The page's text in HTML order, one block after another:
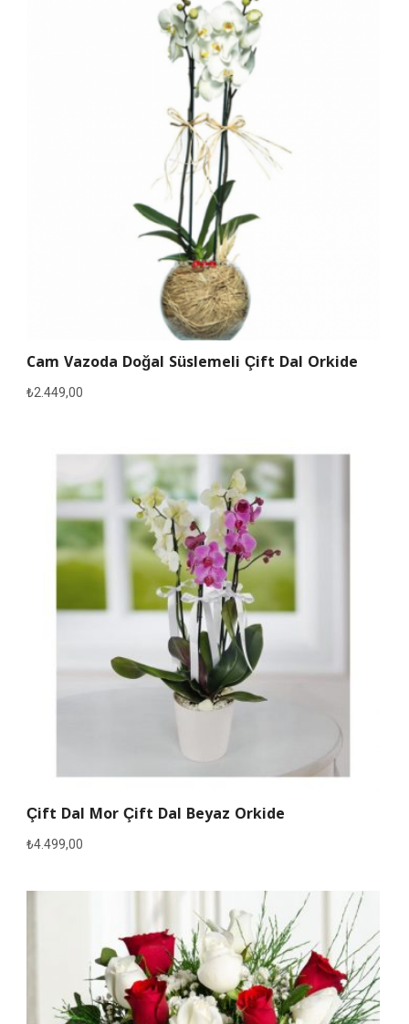
Cam Vazoda Doğal Süslemeli Çift Dal Orkide
₺2.449,00
Çift Dal Mor Çift Dal Beyaz Orkide
₺4.499,00